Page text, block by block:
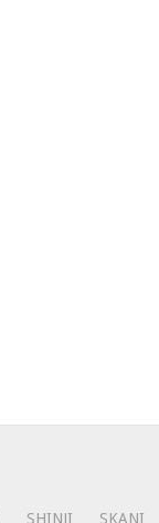
SHINJI SKANI